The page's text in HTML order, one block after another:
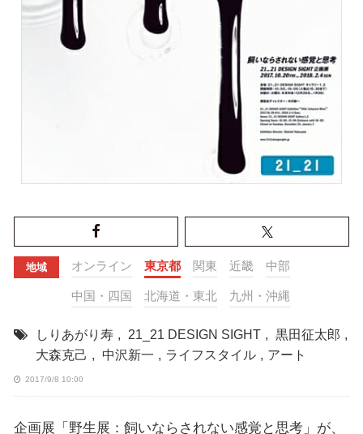
地域 オンライン 東京都 関東 近畿 中部
中国・四国 北海道・東北 九州・沖縄
しりあがり寿 , 21_21 DESIGN SIGHT , 黒田征太郎 ,
大森克己 , 中沢新一 , ライフスタイル , アート
2017/9/8 10:00
企画展「野生展：飼いならされない感覚と思考」が、